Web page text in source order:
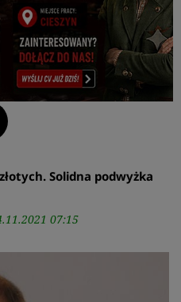
Solidna podwyżka
07:15